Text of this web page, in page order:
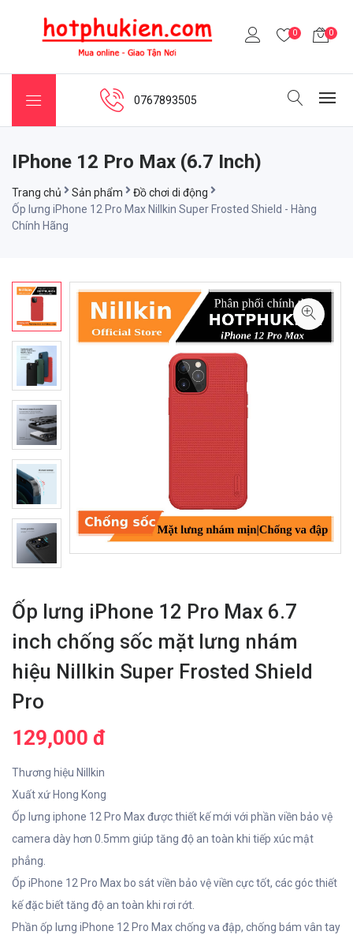
0 0
0767893505
IPhone 12 Pro Max (6.7 Inch)
Trang chủ Sản phẩm
Đồ chơi di động
Ốp lưng iPhone 12 Pro Max Nillkin Super Frosted Shield - Hàng
Chính Hãng
Ốp lưng iPhone 12 Pro Max 6.7
inch chống sốc mặt lưng nhám
hiệu Nillkin Super Frosted Shield
Pro
129,000 đ
Thương hiệu Nillkin
Xuất xứ Hong Kong
Ốp lưng iphone 12 Pro Max được thiết kế mới với phần viền bảo vệ
camera dày hơn 0.5mm giúp tăng độ an toàn khi tiếp xúc mật
phẳng.
Ốp iPhone 12 Pro Max bo sát viền bảo vệ viền cực tốt, các góc thiết
kế đặc biết tăng độ an toàn khi rơi rớt.
Phần ốp lưng iPhone 12 Pro Max chống va đập, chống bám vân tay